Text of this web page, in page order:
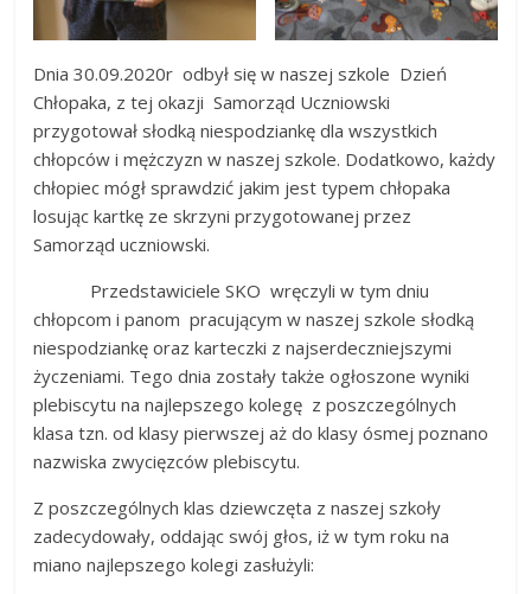
Dnia 30.09.2020r odbył się w naszej szkole Dzień
Chłopaka, z tej okazji Samorząd Uczniowski
przygotował słodką niespodziankę dla wszystkich
chłopców i mężczyzn w naszej szkole. Dodatkowo, każdy
chłopiec mógł sprawdzić jakim jest typem chłopaka
losując kartkę ze skrzyni przygotowanej przez
Samorząd uczniowski.
Przedstawiciele SKO wręczyli w tym dniu
chłopcom i panom pracującym w naszej szkole słodką
niespodziankę oraz karteczki z najserdeczniejszymi
życzeniami. Tego dnia zostały także ogłoszone wyniki
plebiscytu na najlepszego kolegę z poszczególnych
klasa tzn. od klasy pierwszej aż do klasy ósmej poznano
nazwiska zwycięzców plebiscytu.
Z poszczególnych klas dziewczęta z naszej szkoły
zadecydowały, oddając swój głos, iż w tym roku na
miano najlepszego kolegi zasłużyli: